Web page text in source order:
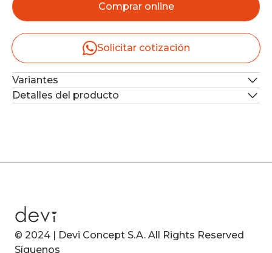
Comprar online
Solicitar cotización
Variantes
Detalles del producto
© 2024 | Devi Concept S.A. All Rights Reserved
Síguenos